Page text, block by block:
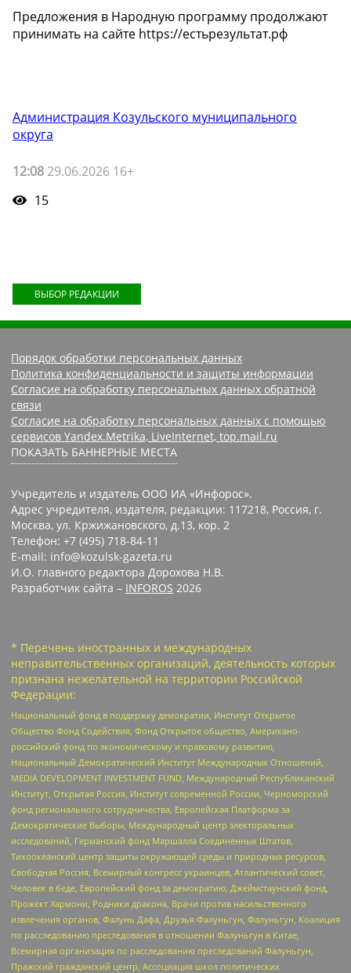
Предложения в Народную программу продолжают
принимать на сайте https://естьрезультат.рф
Администрация Козульского муниципального
округа
12:08 29.06.2026 16+
15
ВЫБОР РЕДАКЦИИ
Порядок обработки персональных данных
Политика конфиденциальности и защиты информации
Согласие на обработку персональных данных обратной
связи
Согласие на обработку персональных данных с помощью
сервисов Yandex.Metrika, LiveInternet, top.mail.ru
ПОКАЗАТЬ БАННЕРНЫЕ МЕСТА
Учредитель и издатель ООО ИА «Инфорос».
Адрес учредителя, издателя, редакции: 117218, Россия, г.
Москва, ул. Кржижановского, д.13, кор. 2
Телефон: +7 (495) 718-84-11
E-mail: info@kozulsk-gazeta.ru
И.О. главного редактора Дорохова Н.В.
Разработчик сайта – INFOROS 2026
* Перечень иностранных и международных
неправительственных организаций, деятельность которых
признана нежелательной на территории Российской
Федерации:
Национальный фонд в поддержку демократии, Институт Открытое
Общество Фонд Содействия, Фонд Открытое общество, Американо-
российский фонд по экономическому и правовому развитию,
Национальный Демократический Институт Международных Отношений,
MEDIA DEVELOPMENT INVESTMENT FUND, Международный Республиканский
Институт, Открытая Россия, Институт современной России, Черноморский
фонд регионального сотрудничества, Европейская Платформа за
Демократические Выборы, Международный центр электоральных
исследований, Германский фонд Маршалла Соединенных Штатов,
Тихоокеанский центр защиты окружающей среды и природных ресурсов,
Свободная Россия, Всемирный конгресс украинцев, Атлантический совет,
Человек в беде, Европейский фонд за демократию, Джеймстаунский фонд,
Прожект Хармони, Родники дракона, Врачи против насильственного
извлечения органов, Фалунь Дафа, Друзья Фалуньгун, Фалуньгун, Коалиция
по расследованию преследования в отношении Фалуньгун в Китае,
Всемирная организация по расследованию преследований Фалуньгун,
Пражский гражданский центр, Ассоциация школ политических